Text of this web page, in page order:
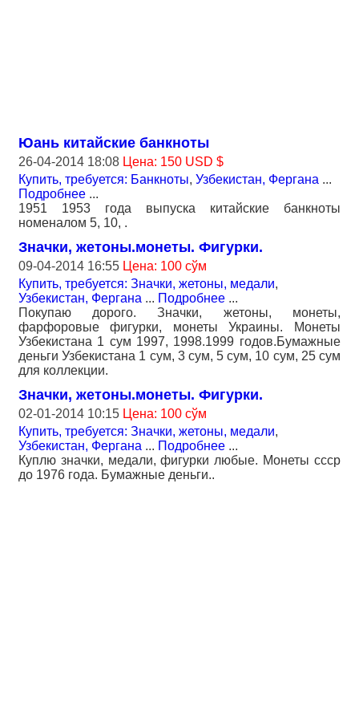
Юань китайские банкноты
26-04-2014 18:08 Цена: 150 USD $
Купить, требуется: Банкноты, Узбекистан, Фергана ...
Подробнее ...
1951 1953 года выпуска китайские банкноты
номеналом 5, 10, .
Значки, жетоны.монеты. Фигурки.
09-04-2014 16:55 Цена: 100 сўм
Купить, требуется: Значки, жетоны, медали,
Узбекистан, Фергана ... Подробнее ...
Покупаю дорого. Значки, жетоны, монеты,
фарфоровые фигурки, монеты Украины. Монеты
Узбекистана 1 сум 1997, 1998.1999 годов.Бумажные
деньги Узбекистана 1 сум, 3 сум, 5 сум, 10 сум, 25 сум
для коллекции.
Значки, жетоны.монеты. Фигурки.
02-01-2014 10:15 Цена: 100 сўм
Купить, требуется: Значки, жетоны, медали,
Узбекистан, Фергана ... Подробнее ...
Куплю значки, медали, фигурки любые. Монеты ссср
до 1976 года. Бумажные деньги..